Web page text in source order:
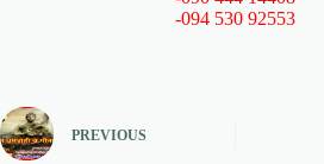
-094 530 92553
PREVIOUS